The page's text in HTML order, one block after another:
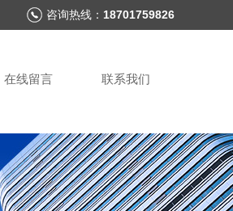
咨询热线： 18701759826
在线留言 联系我们